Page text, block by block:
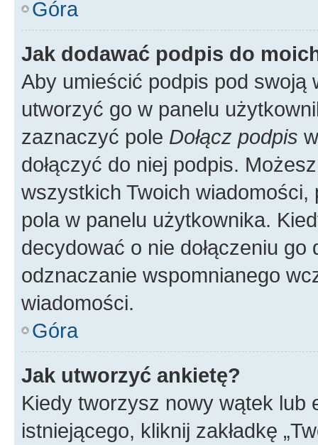
Góra
Jak dodawać podpis do
Aby umieścić podpis pod swoją
utworzyć go w panelu
zaznaczyć pole Dołącz podpis
dołączyć do niej podpis.
wszystkich Twoich
pola w panelu użytkownika.
decydować o nie dołączeniu
odznaczanie wspomnianego
wiadomości.
Góra
Jak utworzyć ankietę?
Kiedy tworzysz nowy wątek lub
istniejącego, kliknij zakładkę